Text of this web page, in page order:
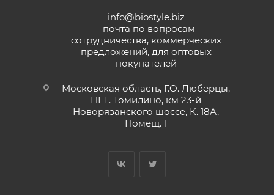
info@biostyle.biz
- почта по вопросам
сотрудничества, коммерческих
предложений, для оптовых
покупателей
Московская область, Г.О. Люберцы,
ПГТ. Томилино, км 23-й
Новорязанского шоссе, К. 18А,
Помещ. 1